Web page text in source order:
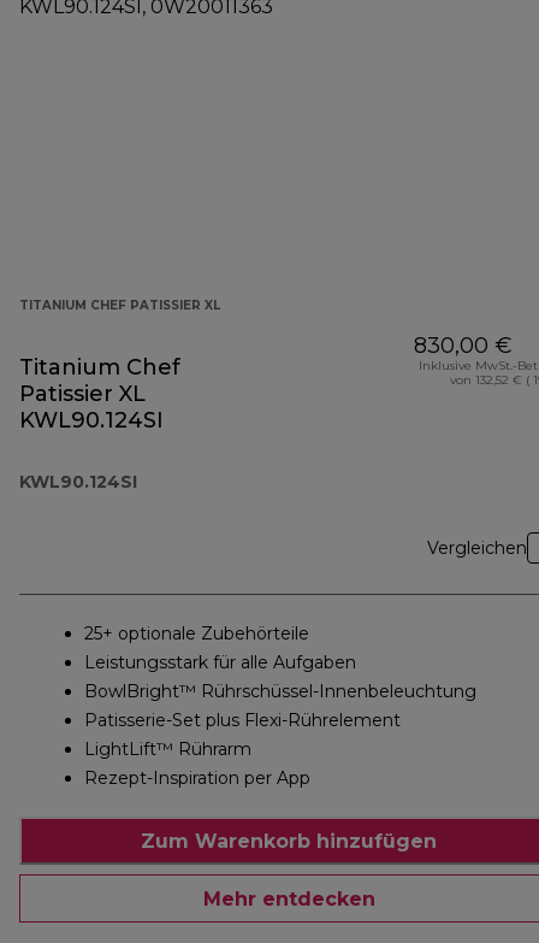
TITANIUM CHEF PATISSIER XL
Titanium Chef
Patissier XL
KWL90.124SI
KWL90.124SI
830,00 €
Inklusive MwSt.-
von 132,52 € (
Vergleichen
25+ optionale Zubehörteile
Leistungsstark für alle Aufgaben
BowlBright™ Rührschüssel-Innenbeleuchtung
Patisserie-Set plus Flexi-Rührelement
LightLift™ Rührarm
Rezept-Inspiration per App
Zum Warenkorb hinzufügen
Mehr entdecken